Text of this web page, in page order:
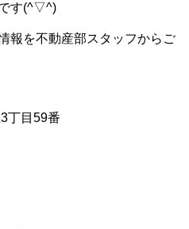
す(^▽^)
報を不動産部スタッフからご
丁目59番